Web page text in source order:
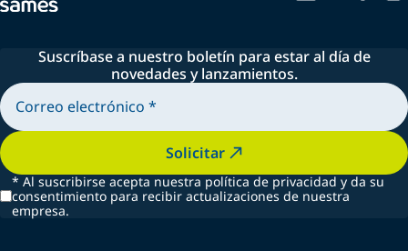
Suscríbase a nuestro boletín para estar al día de
novedades y lanzamientos.
Solicitar
* Al suscribirse acepta nuestra política de privacidad y da su
consentimiento para recibir actualizaciones de nuestra
empresa.